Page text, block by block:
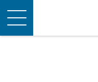
Toggle
navigation